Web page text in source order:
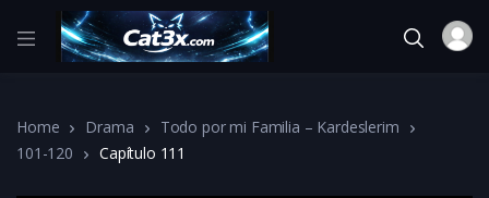
Home Drama
Todo por mi Familia – Kardeslerim
101-120
Capítulo 111